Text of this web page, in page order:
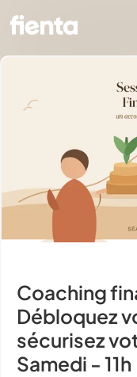
Coaching
Débloquez
sécurisez
Samedi - 11h